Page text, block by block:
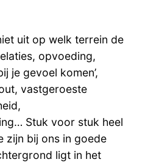
uit op welk terrein de
opvoeding,
je gevoel komen’,
vastgeroeste
Stuk voor stuk heel
zijn bij ons in goede
ligt in het